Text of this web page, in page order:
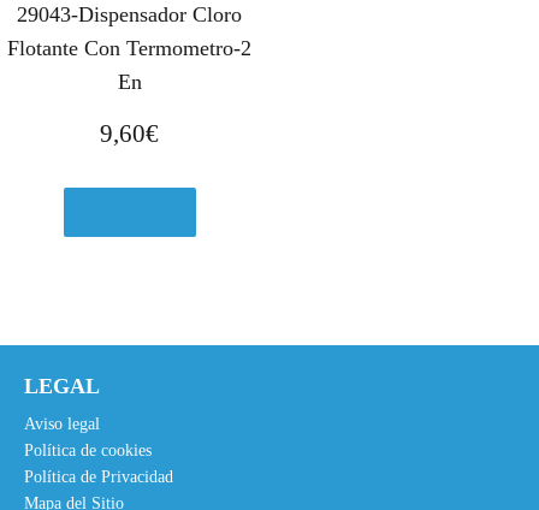
29043-Dispensador Cloro
Flotante Con Termometro-2
En
9,60€
LEGAL
Aviso legal
Política de cookies
Política de Privacidad
Mapa del Sitio